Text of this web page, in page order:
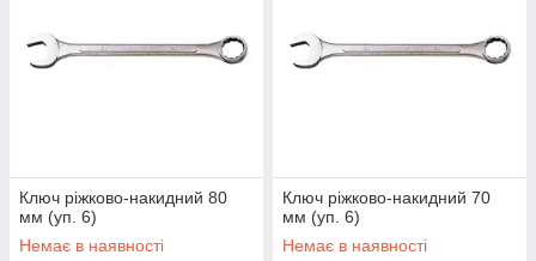
Ключ ріжково-накидний 80
мм (уп. 6)
Немає в наявності
Ключ ріжково-накидний 70
мм (уп. 6)
Немає в наявності